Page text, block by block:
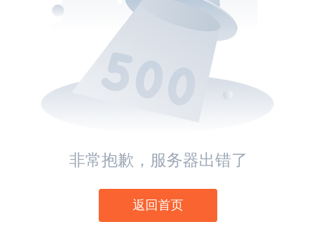
非常抱歉，服务器出错了
返回首页